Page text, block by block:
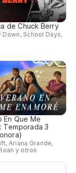
de Chuck Berry
Down, School Days,
En Que Me
Temporada 3
Ariana Grande,
y otros